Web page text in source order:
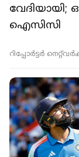
വേദിയായി;
ഐസിസി
റിപ്പോർട്ടർ